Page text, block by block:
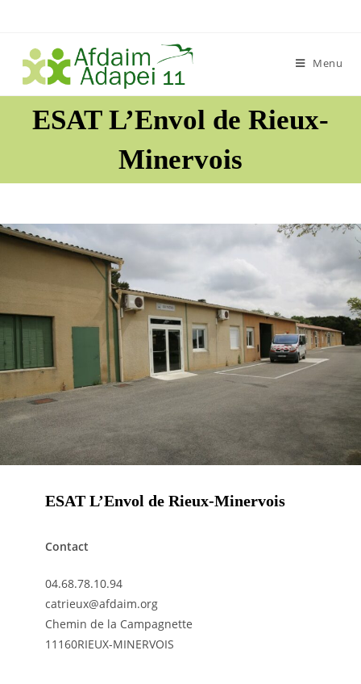
content
Menu
ESAT L’Envol de Rieux-
Minervois
ESAT L’Envol de Rieux-Minervois
Contact
04.68.78.10.94
catrieux@afdaim.org
Chemin de la Campagnette
11160RIEUX-MINERVOIS